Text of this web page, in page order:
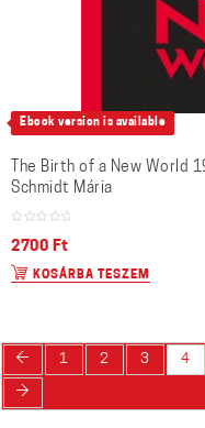
Ebook version is available
The Birth of a New World
Schmidt Mária
2700 Ft
KOSÁRBA TESZEM
← 1 2 3 4
→